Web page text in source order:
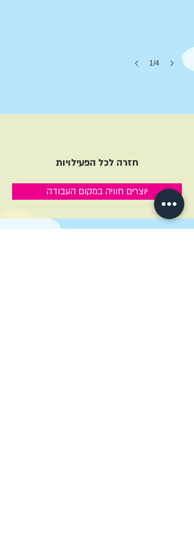
1/4
יוצרים חוויה במקום העבודה
חזרה לכל הפעילויות